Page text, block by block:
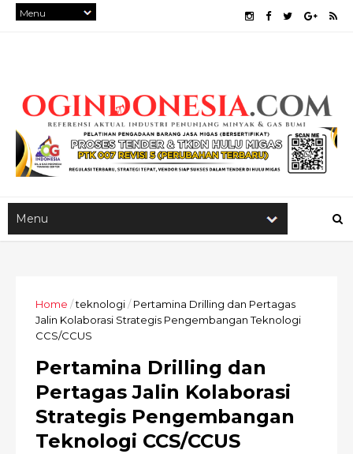
Home /teknologi/ Pertamina Drilling dan Pertagas
Jalin Kolaborasi Strategis Pengembangan Teknologi
CCS/CCUS
Pertamina Drilling dan
Pertagas Jalin Kolaborasi
Strategis Pengembangan
Teknologi CCS/CCUS